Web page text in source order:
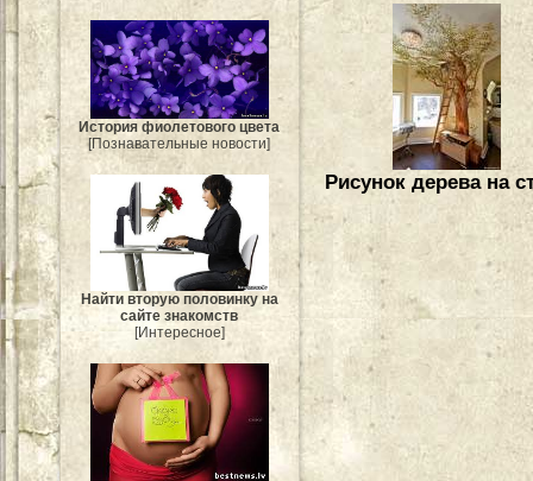
История фиолетового цвета
[Познавательные новости]
Найти вторую половинку на
сайте знакомств
[Интересное]
Рисунок дерева на